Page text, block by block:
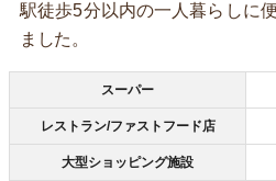
駅徒歩5分以内の一人暮らしに
ました。
スーパー
レストラン/ファストフード店
大型ショッピング施設